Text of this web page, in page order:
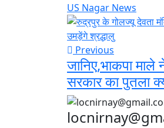
US Nagar News
Previous
जानिए,भाकपा माले
सरकार का पुतला